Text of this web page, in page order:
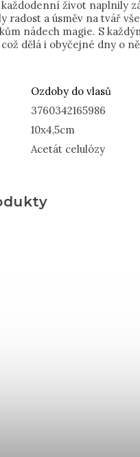
život naplnily
radost a úsměv na tvář
nádech magie. S
dělá i obyčejné dny o
Ozdoby do vlasů
3760342165986
10x4,5cm
Acetát celulózy